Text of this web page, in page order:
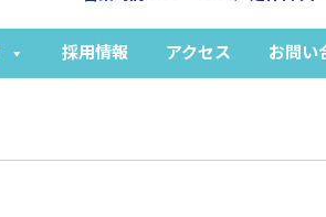
採用情報 アクセス お問い